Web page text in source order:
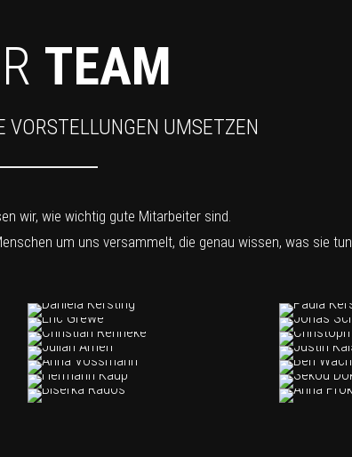
TEAM
VORSTELLUNGEN UMSETZEN
wir, wie wichtig gute Mitarbeiter sind.
um uns versammelt, die genau wissen, was sie tun.